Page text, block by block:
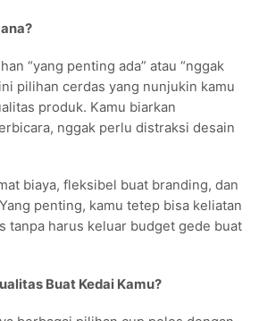
“yang penting ada” atau “nggak
pilihan cerdas yang nunjukin kamu
produk. Kamu biarkan
nggak perlu distraksi desain
biaya, fleksibel buat branding, dan
penting, kamu tetep bisa keliatan
tanpa harus keluar budget gede buat
Buat Kedai Kamu?